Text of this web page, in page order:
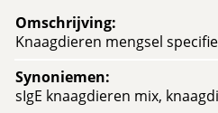
Omschrijving:
Knaagdieren mengsel
Synoniemen:
sIgE knaagdieren mix,